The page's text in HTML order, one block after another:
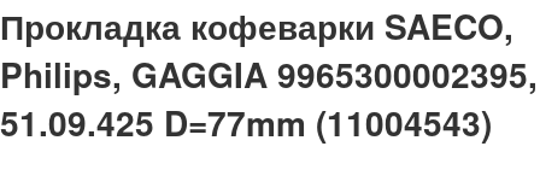
Прокладка кофеварки SAECO,
Philips, GAGGIA 9965300002395,
51.09.425 D=77mm (11004543)